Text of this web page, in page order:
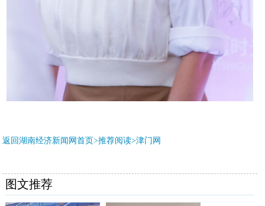
返回湖南经济新闻网首页>推荐阅读>津门网
图文推荐